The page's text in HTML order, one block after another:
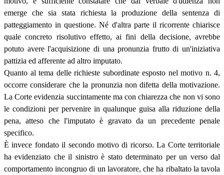
emerge che sia stata richiesta la produzione della sentenza di
patteggiamento in questione. Né d'altra parte il ricorrente chiarisce
quale concreto risolutivo effetto, ai fini della decisione, avrebbe
potuto avere l'acquisizione di una pronunzia frutto di un'iniziativa
pattizia ed afferente ad altro imputato.
Quanto al tema delle richieste subordinate esposto nel motivo n. 4,
occorre considerare che la pronunzia non difetta della motivazione.
La Corte evidenzia succintamente ma con chiarezza che non vi sono
le condizioni per pervenire in qualunque guisa alla riduzione della
pena, atteso che l'imputato è gravato da un precedente penale
specifico.
È invece fondato il secondo motivo di ricorso. La Corte territoriale
ha evidenziato che il sinistro è stato determinato per un verso dal
comportamento incongruo di un lavoratore, che ha ribaltato la tavola